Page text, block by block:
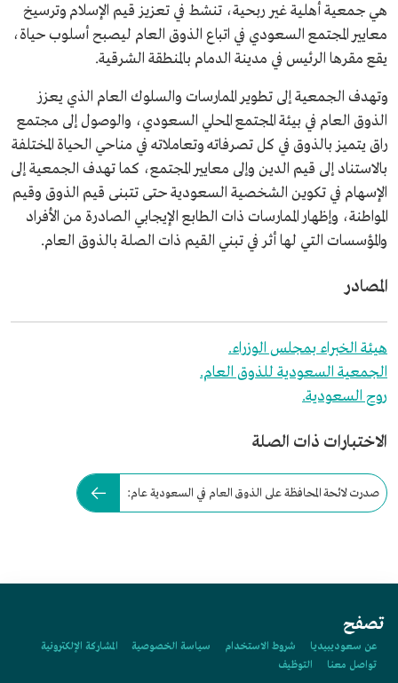
هي جمعية أهلية غير ربحية، تنشط في تعزيز قيم الإسلام وترسيخ
معايير المجتمع السعودي في اتباع الذوق العام ليصبح أسلوب حياة،
يقع مقرها الرئيس في مدينة الدمام بالمنطقة الشرقية.
وتهدف الجمعية إلى تطوير الممارسات والسلوك العام الذي يعزز
الذوق العام في بيئة المجتمع المحلي السعودي، والوصول إلى مجتمع
راق يتميز بالذوق في كل تصرفاته وتعاملاته في مناحي الحياة المختلفة
بالاستناد إلى قيم الدين وإلى معايير المجتمع، كما تهدف الجمعية إلى
الإسهام في تكوين الشخصية السعودية حتى تتبنى قيم الذوق وقيم
المواطنة، وإظهار الممارسات ذات الطابع الإيجابي الصادرة من الأفراد
والمؤسسات التي لها أثر في تبني القيم ذات الصلة بالذوق العام.
المصادر
هيئة الخبراء بمجلس الوزراء.
الجمعية السعودية للذوق العام.
روح السعودية.
الاختبارات ذات الصلة
صدرت لائحة المحافظة على الذوق العام في السعودية عام:
تصفح
عن سعوديبيديا شروط الاستخدام سياسة الخصوصية
المشاركة الإلكترونية
تواصل معنا
التوظيف